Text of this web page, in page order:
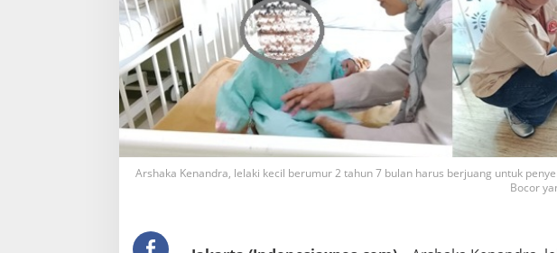
n
g
M
e
a
w
a
n
J
a
n
g
Arshaka Kenandra, lelaki kecil berumur 2 tahun 7 bulan harus berjuang untuk
Bocor